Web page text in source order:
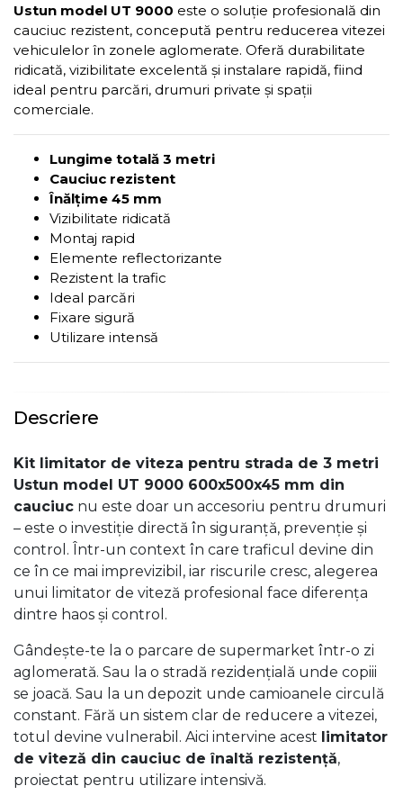
Ustun model UT 9000 este o soluție profesională din
cauciuc rezistent, concepută pentru reducerea vitezei
vehiculelor în zonele aglomerate. Oferă durabilitate
ridicată, vizibilitate excelentă și instalare rapidă, fiind
ideal pentru parcări, drumuri private și spații
comerciale.
Lungime totală 3 metri
Cauciuc rezistent
Înălțime 45 mm
Vizibilitate ridicată
Montaj rapid
Elemente reflectorizante
Rezistent la trafic
Ideal parcări
Fixare sigură
Utilizare intensă
Descriere
Kit limitator de viteza pentru strada de 3 metri
Ustun model UT 9000 600x500x45 mm din
cauciuc nu este doar un accesoriu pentru drumuri
– este o investiție directă în siguranță, prevenție și
control. Într-un context în care traficul devine din
ce în ce mai imprevizibil, iar riscurile cresc, alegerea
unui limitator de viteză profesional face diferența
dintre haos și control.
Gândește-te la o parcare de supermarket într-o zi
aglomerată. Sau la o stradă rezidențială unde copiii
se joacă. Sau la un depozit unde camioanele circulă
constant. Fără un sistem clar de reducere a vitezei,
totul devine vulnerabil. Aici intervine acest limitator
de viteză din cauciuc de înaltă rezistență,
proiectat pentru utilizare intensivă.